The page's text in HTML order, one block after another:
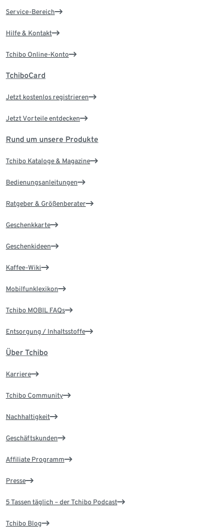
Service-Bereich
Hilfe & Kontakt
Tchibo Online-Konto
TchiboCard
Jetzt kostenlos registrieren
Jetzt Vorteile entdecken
Rund um unsere Produkte
Tchibo Kataloge & Magazine
Bedienungsanleitungen
Ratgeber & Größenberater
Geschenkkarte
Geschenkideen
Kaffee-Wiki
Mobilfunklexikon
Tchibo MOBIL FAQs
Entsorgung / Inhaltsstoffe
Über Tchibo
Karriere
Tchibo Community
Nachhaltigkeit
Geschäftskunden
Affiliate Programm
Presse
5 Tassen täglich – der Tchibo Podcast
Tchibo Blog